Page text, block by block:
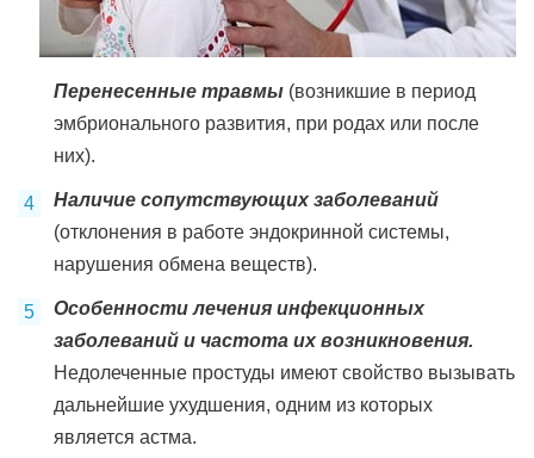
Перенесенные травмы (возникшие в период
эмбрионального развития, при родах или после
них).
Наличие сопутствующих заболеваний
(отклонения в работе эндокринной системы,
нарушения обмена веществ).
Особенности лечения инфекционных
заболеваний и частота их возникновения.
Недолеченные простуды имеют свойство вызывать
дальнейшие ухудшения, одним из которых
является астма.